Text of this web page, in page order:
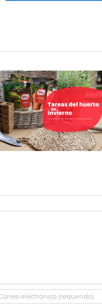
Tu huerto no cierra por
vacaciones: 5 tareas del
huerto en invierno